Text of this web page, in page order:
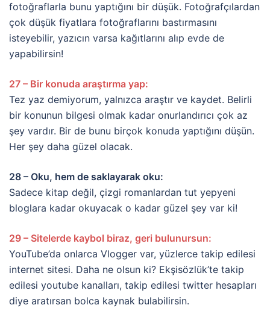
fotoğraflarla bunu yaptığını bir düşük. Fotoğrafçılardan
çok düşük fiyatlara fotoğraflarını bastırmasını
isteyebilir, yazıcın varsa kağıtlarını alıp evde de
yapabilirsin!
27 – Bir konuda araştırma yap:
Tez yaz demiyorum, yalnızca araştır ve kaydet. Belirli
bir konunun bilgesi olmak kadar onurlandırıcı çok az
şey vardır. Bir de bunu birçok konuda yaptığını düşün.
Her şey daha güzel olacak.
28 – Oku, hem de saklayarak oku:
Sadece kitap değil, çizgi romanlardan tut yepyeni
bloglara kadar okuyacak o kadar güzel şey var ki!
29 – Sitelerde kaybol biraz, geri bulunursun:
YouTube’da onlarca Vlogger var, yüzlerce takip edilesi
internet sitesi. Daha ne olsun ki? Ekşisözlük’te takip
edilesi youtube kanalları, takip edilesi twitter hesapları
diye aratırsan bolca kaynak bulabilirsin.